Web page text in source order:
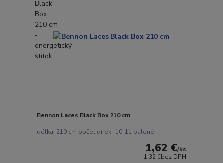
Bennon Laces Black Box 210 cm
délka: 210 cm počet dírek : 10-11 balené
1,62 €/ks
1,32 €bez DPH